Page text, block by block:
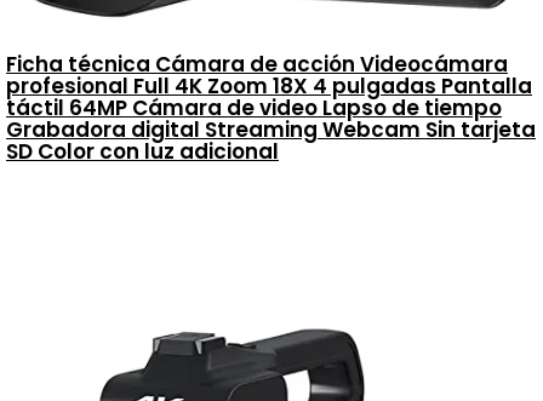
Ficha técnica Cámara de acción Videocámara
profesional Full 4K Zoom 18X 4 pulgadas Pantalla
táctil 64MP Cámara de video Lapso de tiempo
Grabadora digital Streaming Webcam Sin tarjeta
SD Color con luz adicional